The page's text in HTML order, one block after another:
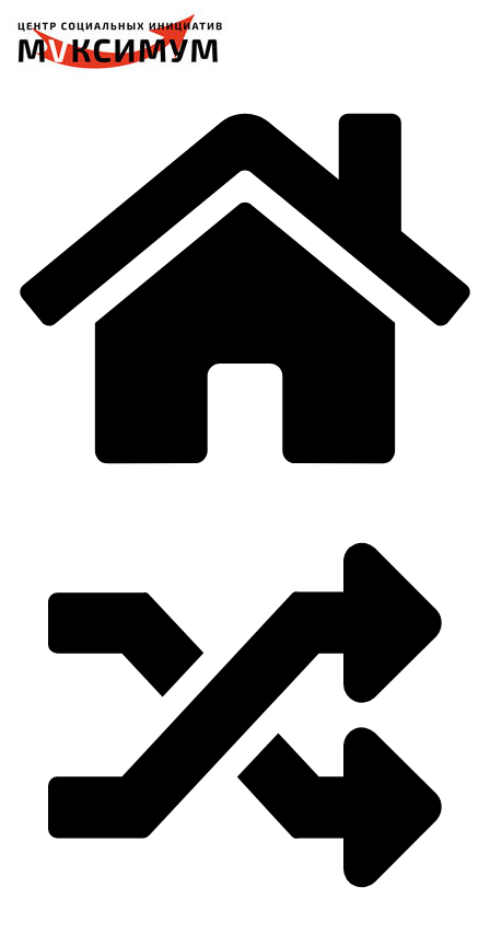
содержимому